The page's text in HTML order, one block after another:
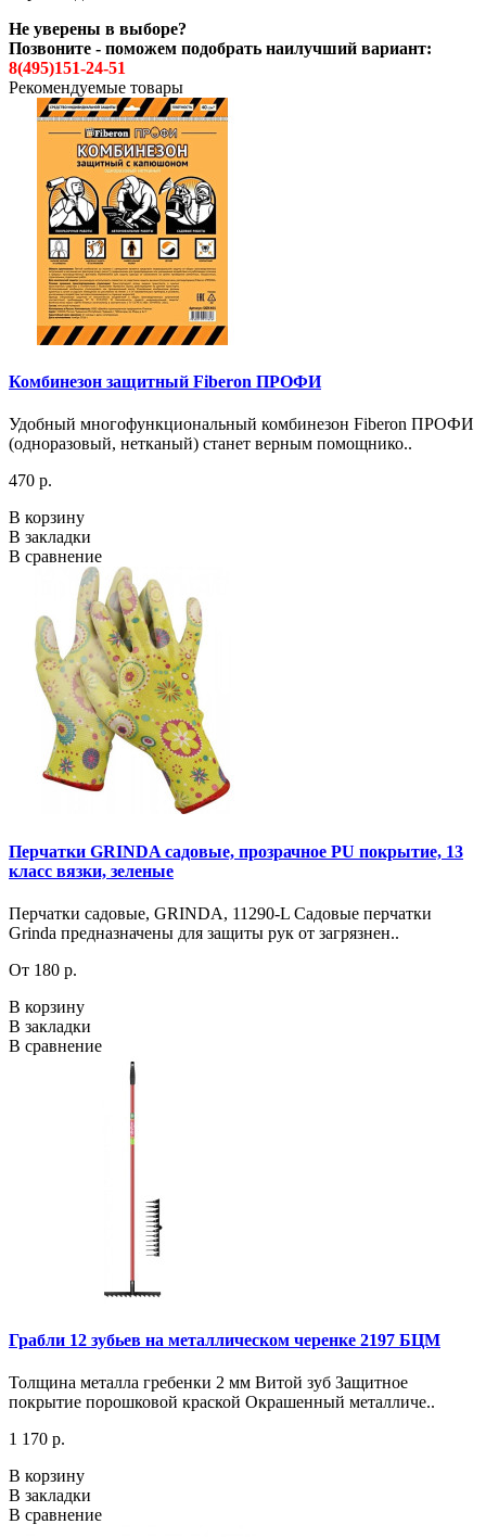
Не уверены в выборе?
Позвоните - поможем подобрать наилучший вариант:
8(495)151-24-51
Рекомендуемые товары
Комбинезон защитный Fiberon ПРОФИ
Удобный многофункциональный комбинезон Fiberon ПРОФИ
(одноразовый, нетканый) станет верным помощнико..
470 р.
В корзину
В закладки
В сравнение
Перчатки GRINDA садовые, прозрачное PU покрытие, 13
класс вязки, зеленые
Перчатки садовые, GRINDA, 11290-L Садовые перчатки
Grinda предназначены для защиты рук от загрязнен..
От 180 р.
В корзину
В закладки
В сравнение
Грабли 12 зубьев на металлическом черенке 2197 БЦМ
Толщина металла гребенки 2 мм Витой зуб Защитное
покрытие порошковой краской Окрашенный металличе..
1 170 р.
В корзину
В закладки
В сравнение